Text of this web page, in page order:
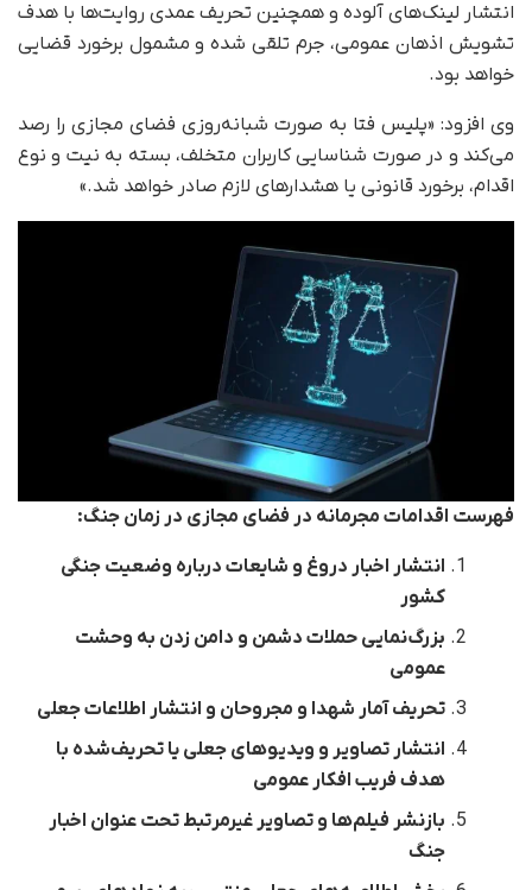
انتشار لینک‌های آلوده و همچنین تحریف عمدی روایت‌ها با هدف
تشویش اذهان عمومی، جرم تلقی شده و مشمول برخورد قضایی
خواهد بود.
وی افزود: «پلیس فتا به صورت شبانه‌روزی فضای مجازی را رصد
می‌کند و در صورت شناسایی کاربران متخلف، بسته به نیت و نوع
اقدام، برخورد قانونی یا هشدارهای لازم صادر خواهد شد.»
فهرست اقدامات مجرمانه در فضای مجازی در زمان جنگ:
انتشار اخبار دروغ و شایعات درباره وضعیت جنگی
کشور
بزرگ‌نمایی حملات دشمن و دامن زدن به وحشت
عمومی
تحریف آمار شهدا و مجروحان و انتشار اطلاعات جعلی
انتشار تصاویر و ویدیوهای جعلی یا تحریف‌شده با
هدف فریب افکار عمومی
بازنشر فیلم‌ها و تصاویر غیرمرتبط تحت عنوان اخبار
جنگ